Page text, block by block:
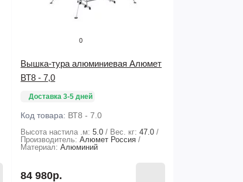
0
Вышка-тура алюминиевая Алюмет
ВТ8 - 7,0
Доставка 3-5 дней
Код товара: ВТ8 - 7.0
Высота настила .м: 5.0 Вес. кг: 47.0
Производитель: Алюмет Россия
Материал: Алюминий
84 980р.